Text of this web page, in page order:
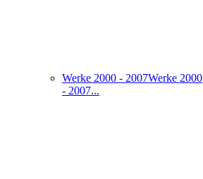
Werke 2000 - 2007Werke 2000
- 2007...